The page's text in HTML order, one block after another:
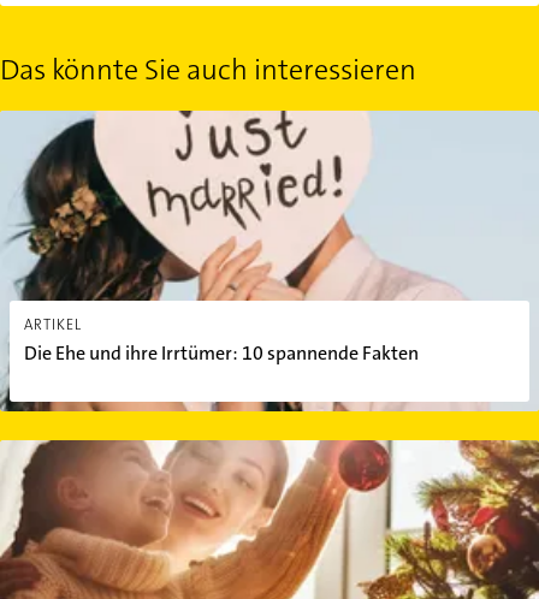
Das könnte Sie auch interessieren
ARTIKEL
Die Ehe und ihre Irrtümer: 10 spannende Fakten
Die Ehe und ihre Irrtümer: 10 spannende Fakten
Umgangsrecht an Feiertagen: So ist es geregelt